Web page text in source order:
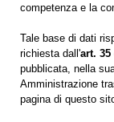
competenza e la
Tale base di dati
richiesta dall'art. 35
pubblicata, nella
Amministrazione
pagina di questo